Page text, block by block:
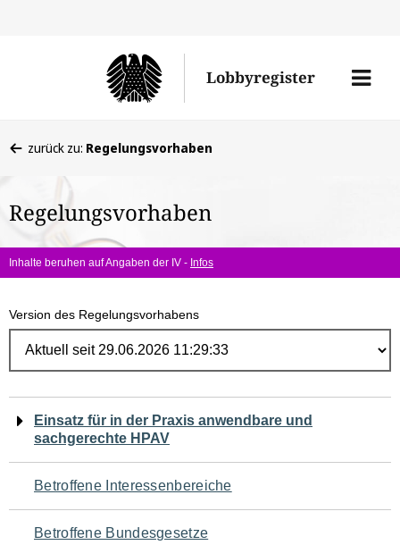
Lobbyregister
Menü
befinden
hier:
zurück zu: Regelungsvorhaben
Regelungsvorhaben
Inhalte beruhen auf Angaben der IV - Infos
Version des Regelungsvorhabens
Navigation
für
den
Seiteninhalt
Einsatz für in der Praxis anwendbare und
sachgerechte HPAV
Betroffene Interessenbereiche
Betroffene Bundesgesetze